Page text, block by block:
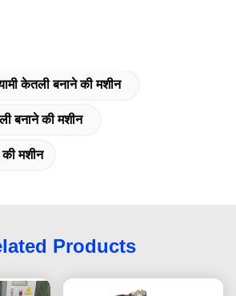
केतली बनाने की मशीन
बनाने की मशीन
मशीन
Products